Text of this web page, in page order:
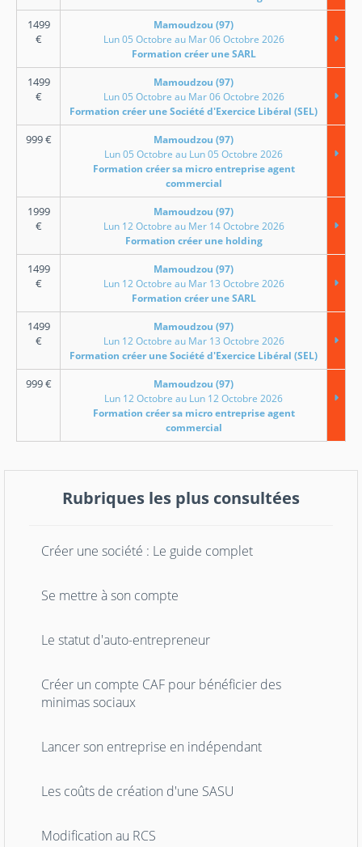
1499
€
Mamoudzou (97)
Lun 05 Octobre au Mar 06 Octobre 2026
Formation créer une SARL
1499
€
Mamoudzou (97)
Lun 05 Octobre au Mar 06 Octobre 2026
Formation créer une Société d'Exercice Libéral (SEL)
999€
Mamoudzou (97)
Lun 05 Octobre au Lun 05 Octobre 2026
Formation créer sa micro entreprise agent
commercial
1999
€
Mamoudzou (97)
Lun 12 Octobre au Mer 14 Octobre 2026
Formation créer une holding
1499
€
Mamoudzou (97)
Lun 12 Octobre au Mar 13 Octobre 2026
Formation créer une SARL
1499
€
Mamoudzou (97)
Lun 12 Octobre au Mar 13 Octobre 2026
Formation créer une Société d'Exercice Libéral (SEL)
999€
Mamoudzou (97)
Lun 12 Octobre au Lun 12 Octobre 2026
Formation créer sa micro entreprise agent
commercial
Rubriques les plus consultées
Créer une société : Le guide complet
Se mettre à son compte
Le statut d'auto-entrepreneur
Créer un compte CAF pour bénéficier des
minimas sociaux
Lancer son entreprise en indépendant
Les coûts de création d'une SASU
Modification au RCS